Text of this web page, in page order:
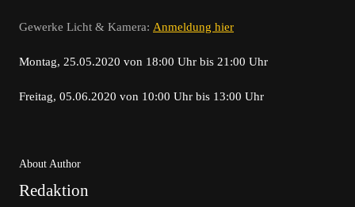
Gewerke Licht & Kamera: Anmeldung hier
Montag, 25.05.2020 von 18:00 Uhr bis 21:00 Uhr
Freitag, 05.06.2020 von 10:00 Uhr bis 13:00 Uhr
About Author
Redaktion